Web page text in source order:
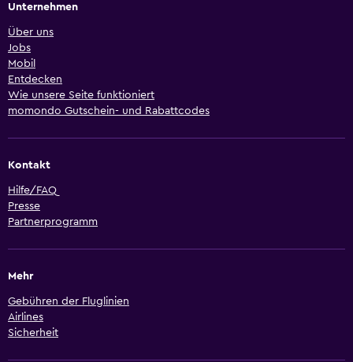
Unternehmen
Über uns
Jobs
Mobil
Entdecken
Wie unsere Seite funktioniert
momondo Gutschein- und Rabattcodes
Kontakt
Hilfe/FAQ
Presse
Partnerprogramm
Mehr
Gebühren der Fluglinien
Airlines
Sicherheit